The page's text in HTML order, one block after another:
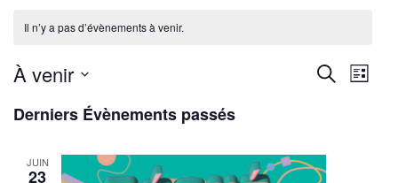
Il n’y a pas d’évènements à venir.
Recherche
Liste
À venir
une
Derniers Évènements passés
JUIN
23